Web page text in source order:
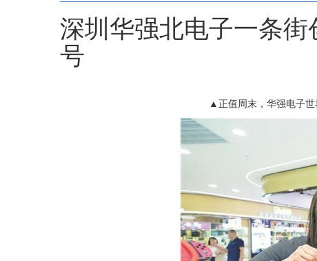
深圳华强北电子一条
号
▲正值周末，华强电子世界